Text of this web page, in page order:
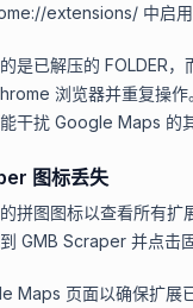
extensions/ 中启
是已解压的 FOLDER，
浏览器并重复操作
干扰 Google Maps 的
图标丢失
拼图图标以查看所有扩
GMB Scraper 并点击
Maps 页面以确保扩展